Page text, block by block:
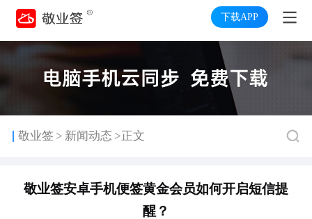
下载APP
敬业签 > 新闻动态 >正文
敬业签安卓手机便签黄金会员如何开启短信提
醒？